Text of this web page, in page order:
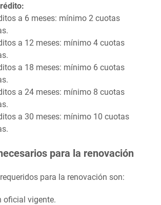
a 6 meses: mínimo 2 cuotas
a 12 meses: mínimo 4 cuotas
a 18 meses: mínimo 6 cuotas
a 24 meses: mínimo 8 cuotas
a 30 meses: mínimo 10 cuotas
para la renovación
para la renovación son:
oficial vigente.